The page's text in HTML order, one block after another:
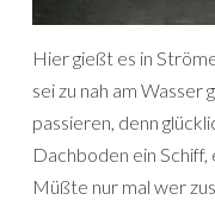
Hier gießt es in
sei zu nah am Wasser
passieren, denn
Dachboden ein
Müßte nur mal wer